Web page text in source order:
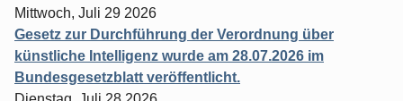
Mittwoch, Juli 29 2026
Gesetz zur Durchführung der Verordnung über
künstliche Intelligenz wurde am 28.07.2026 im
Bundesgesetzblatt veröffentlicht.